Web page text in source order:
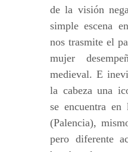
de la visión
simple escena
nos trasmite el
mujer
medieval. E
la cabeza una
se encuentra en
(Palencia),
pero diferente